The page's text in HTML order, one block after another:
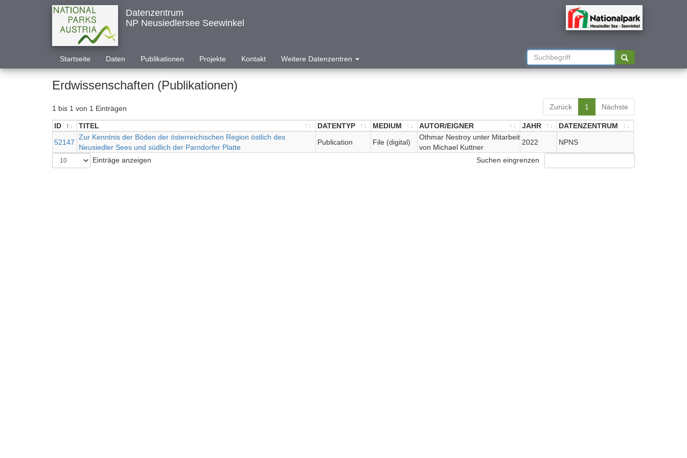
Datenzentrum
NP Neusiedlersee Seewinkel
Startseite Daten Publikationen Projekte Kontakt Weitere Datenzentren
Erdwissenschaften (Publikationen)
1 bis 1 von 1 Einträgen Zurück 1 Nächste
ID TITEL DATENTYP MEDIUM AUTOR/EIGNER JAHR
DATENZENTRUM
TITEL AUTOR/EIGNER
52147
Zur Kenntnis der Böden der österreichischen Region östlich des
Neusiedler Sees und südlich der Parndorfer Platte
Publication File (digital)
Othmar Nestroy unter Mitarbeit
von Michael Kuttner
2022 NPNS
Einträge anzeigen Suchen eingrenzen